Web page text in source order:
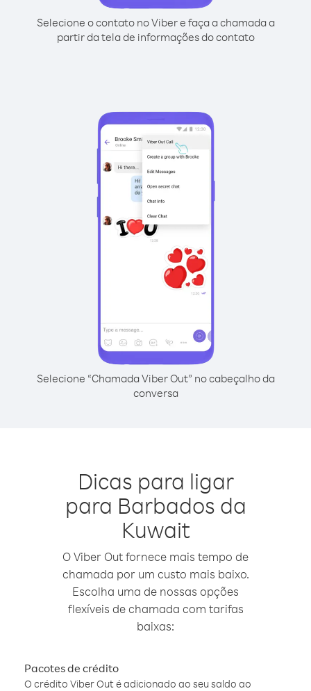
Selecione o contato no Viber e faça a chamada a
partir da tela de informações do contato
Selecione “Chamada Viber Out” no cabeçalho da
conversa
Dicas para ligar
para Barbados da
Kuwait
O Viber Out fornece mais tempo de
chamada por um custo mais baixo.
Escolha uma de nossas opções
flexíveis de chamada com tarifas
baixas:
Pacotes de crédito
O crédito Viber Out é adicionado ao seu saldo ao